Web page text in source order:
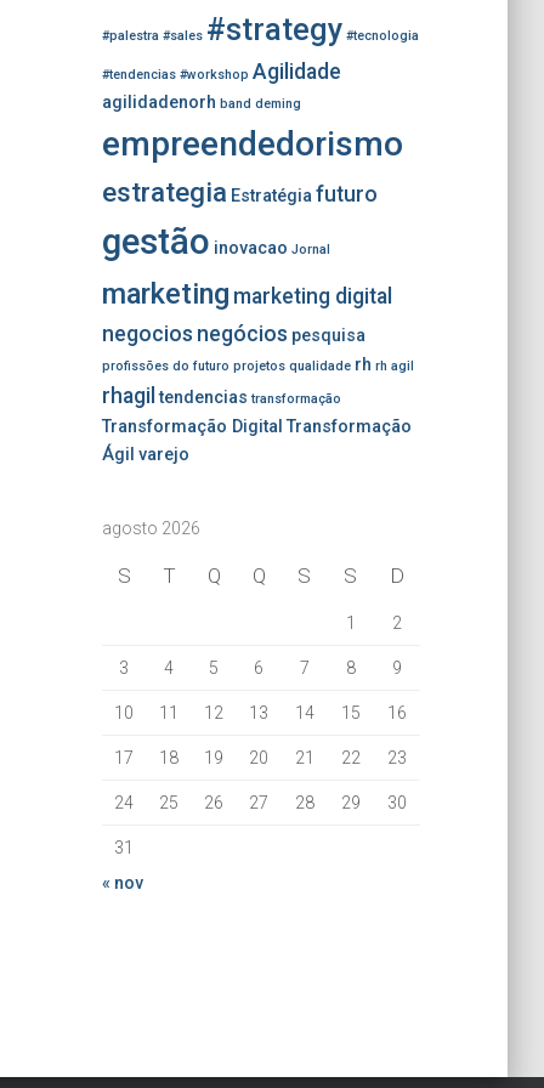
#palestra #sales #strategy #tecnologia
#tendencias #workshop Agilidade
agilidadenorh band deming
empreendedorismo
estrategia Estratégia futuro
gestão inovacao Jornal
marketing marketing digital
negocios negócios pesquisa
profissões do futuro projetos qualidade rh rh agil
rhagil tendencias transformação
Transformação Digital Transformação
Ágil varejo
agosto 2026
S T Q Q S S D
1 2
3 4 5 6 7 8 9
10 11 12 13 14 15 16
17 18 19 20 21 22 23
24 25 26 27 28 29 30
31
« nov